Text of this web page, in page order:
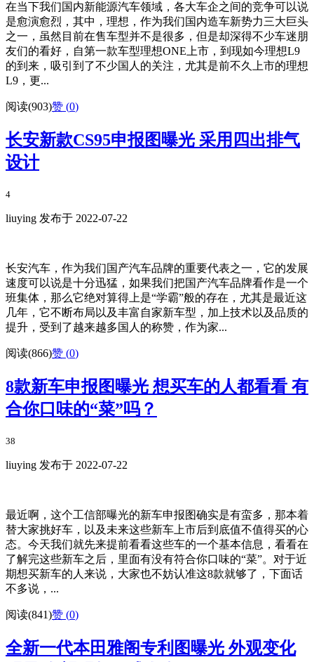
在当下我们国内新能源汽车领域，各大车企之间的竞争可以说
是愈演愈烈，其中，理想，作为我们国内造车新势力三大巨头
之一，虽然目前在售车型并不是很多，但是却深得不少车迷朋
友们的看好，自第一款车型理想ONE上市，到现如今理想L9
的到来，吸引到了不少国人的关注，尤其是前不久上市的理想
L9，更...
阅读(903)赞 (0)
长安新款CS95申报图曝光 采用四出排气
设计
4
liuying 发布于 2022-07-22
长安汽车，作为我们国产汽车品牌的重要代表之一，它的发展
速度可以说是十分迅猛，如果我们把国产汽车品牌看作是一个
班集体，那么它绝对算得上是“学霸”般的存在，尤其是最近这
几年，它不断布局以及丰富自家新车型，加上技术以及品质的
提升，受到了越来越多国人的称赞，作为家...
阅读(866)赞 (0)
8款新车申报图曝光 想买车的人都看看 有
合你口味的“菜”吗？
38
liuying 发布于 2022-07-22
最近啊，这个工信部曝光的新车申报图确实是有蛮多，那本着
替大家挑好车，以及未来这些新车上市后到底值不值得买的心
态。今天我们就先来提前看看这些车的一个基本信息，看看在
了解完这些新车之后，里面有没有符合你口味的“菜”。对于近
期想买新车的人来说，大家也不妨认准这8款就够了，下面话
不多说，...
阅读(841)赞 (0)
全新一代本田雅阁专利图曝光 外观变化